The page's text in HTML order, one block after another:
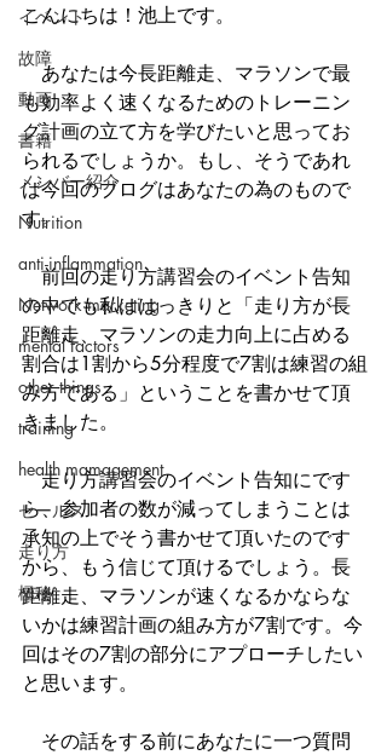
イベント
故障
動画
書籍
メンバー紹介
Nutrition
anti-inflammation
Network marketing
mental factors
other things
training
health mamagement
セールス
走り方
極秘
こんにちは！池上です。
あなたは今長距離走、マラソンで最
も効率よく速くなるためのトレーニン
グ計画の立て方を学びたいと思ってお
られるでしょうか。もし、そうであれ
ば今回のブログはあなたの為のもので
す。
前回の走り方講習会のイベント告知
の中でも私ははっきりと「走り方が長
距離走、マラソンの走力向上に占める
割合は1割から5分程度で7割は練習の組
み方である」ということを書かせて頂
きました。
走り方講習会のイベント告知にです
ら、参加者の数が減ってしまうことは
承知の上でそう書かせて頂いたのです
から、もう信じて頂けるでしょう。長
距離走、マラソンが速くなるかならな
いかは練習計画の組み方が7割です。今
回はその7割の部分にアプローチしたい
と思います。
その話をする前にあなたに一つ質問